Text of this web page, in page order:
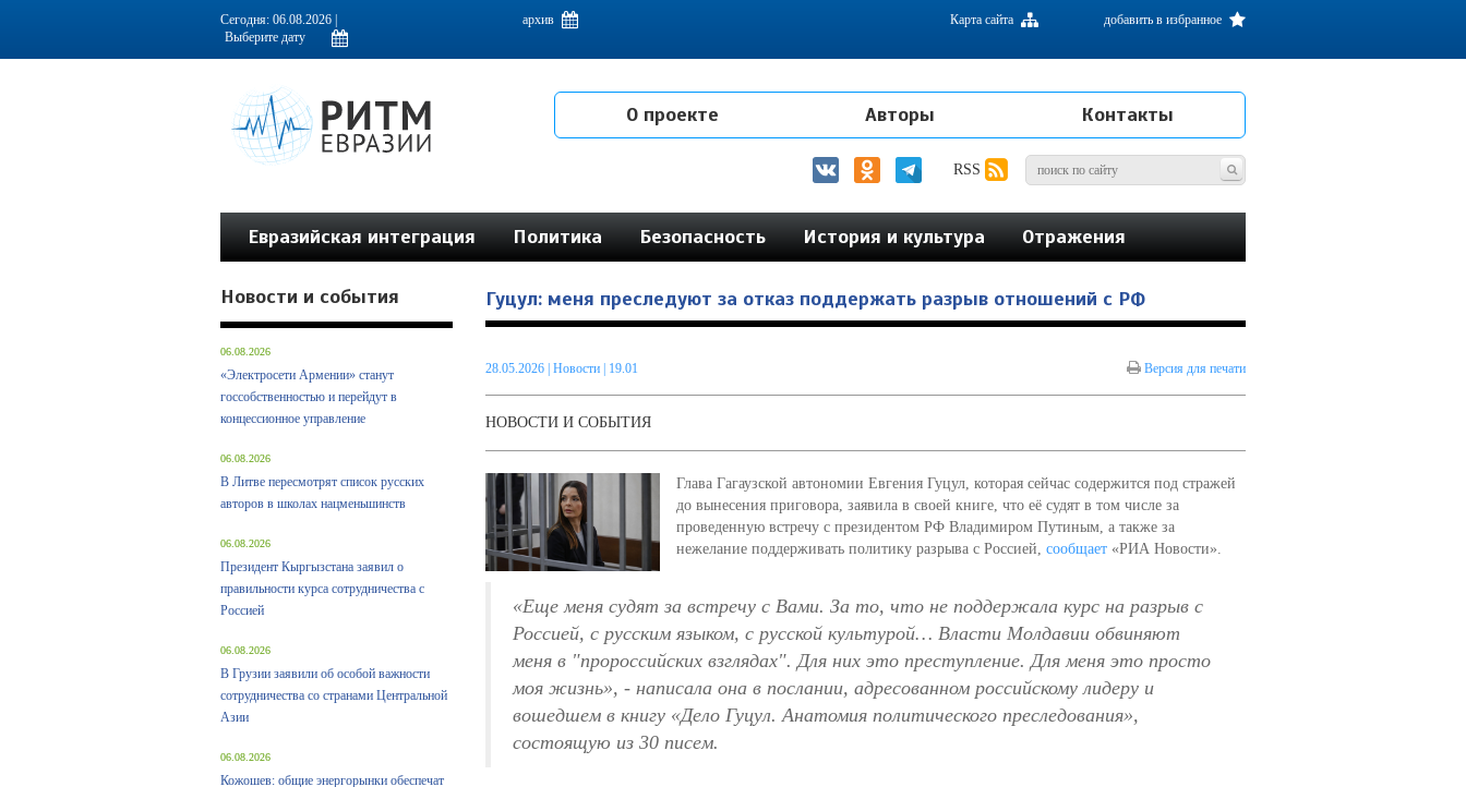
Информационно-аналитическое издание, посвященное актуальным проблемам интеграции на постсоветском пространстве
Сегодня: 06.08.2026 | архив добавить в избранное
Карта сайта
О проекте Авторы Контакты
RSS
Евразийская интеграция Политика Безопасность История и культура Отражения
Гуцул: меня преследуют за отказ поддержать разрыв отношений с РФ
28.05.2026| Новости | 19.01 Версия для печати
НОВОСТИ И СОБЫТИЯ
Глава Гагаузской автономии Евгения Гуцул, которая сейчас содержится под стражей
до вынесения приговора, заявила в своей книге, что её судят в том числе за
проведенную встречу с президентом РФ Владимиром Путиным, а также за
нежелание поддерживать политику разрыва с Россией, сообщает«РИА Новости».
«Еще меня судят за встречу с Вами. За то, что не поддержала курс на разрыв с
Россией, с русским языком, с русской культурой… Власти Молдавии обвиняют
меня в "пророссийских взглядах". Для них это преступление. Для меня это просто
моя жизнь», - написала она в послании, адресованном российскому лидеру и
вошедшем в книгу «Дело Гуцул. Анатомия политического преследования»,
состоящую из 30 писем.
Новости и события
06.08.2026
«Электросети Армении» станут
госсобственностью и перейдут в
концессионное управление
06.08.2026
В Литве пересмотрят список русских
авторов в школах нацменьшинств
06.08.2026
Президент Кыргызстана заявил о
правильности курса сотрудничества с
Россией
06.08.2026
В Грузии заявили об особой важности
сотрудничества со странами Центральной
Азии
06.08.2026
Кожошев: общие энергорынки обеспечат